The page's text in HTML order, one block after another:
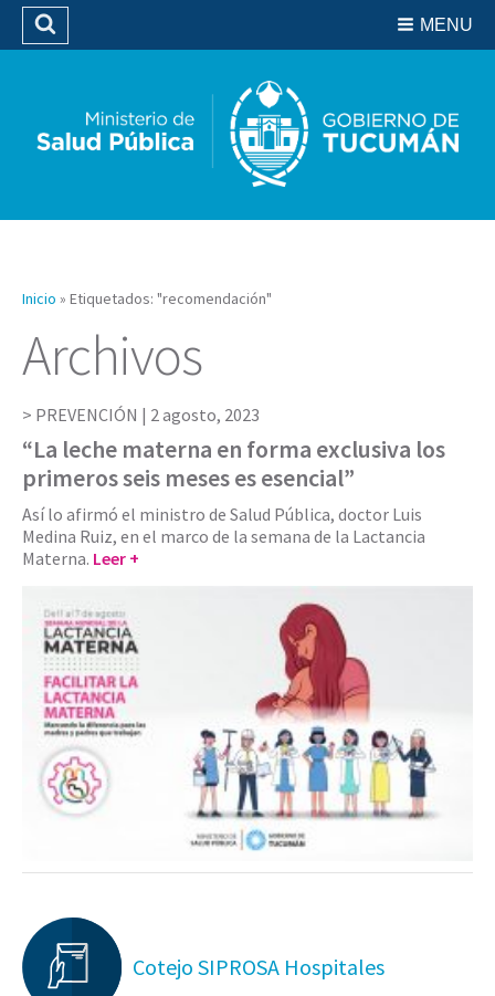
Biblioteca
MENU
Buscar
Inicio » Etiquetados: "recomendación"
Archivos
PREVENCIÓN | 2 agosto, 2023
“La leche materna en forma exclusiva los
primeros seis meses es esencial”
Así lo afirmó el ministro de Salud Pública, doctor Luis
Medina Ruiz, en el marco de la semana de la Lactancia
Materna. Leer +
Cotejo SIPROSA Hospitales